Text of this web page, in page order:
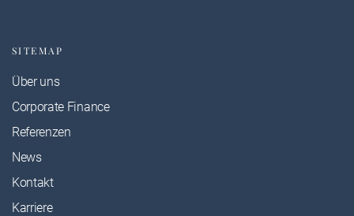
SITEMAP
Über uns
Corporate Finance
Referenzen
News
Kontakt
Karriere